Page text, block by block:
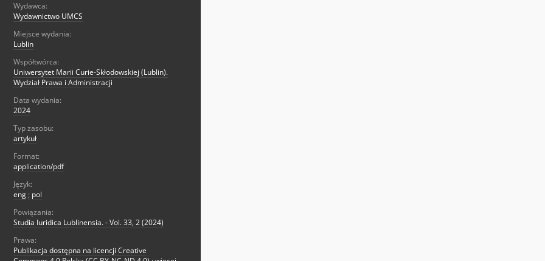
Wydawca:
Wydawnictwo UMCS
Miejsce wydania:
Lublin
Współtwórca:
Uniwersytet Marii Curie-Skłodowskiej (Lublin).
Wydział Prawa i Administracji
Data wydania:
2024
Typ zasobu:
artykuł
Format:
application/pdf
Język:
eng ; pol
Powiązania:
Studia Iuridica Lublinensia. - Vol. 33, 2 (2024)
Prawa:
Publikacja dostępna na licencji Creative